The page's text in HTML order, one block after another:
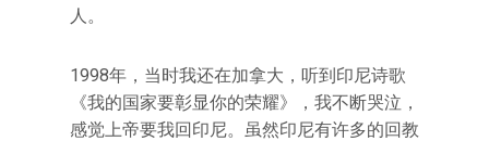
人。
1998年，当时我还在加拿大，听到印尼诗歌
《我的国家要彰显你的荣耀》，我不断哭泣，
感觉上帝要我回印尼。虽然印尼有许多的回教